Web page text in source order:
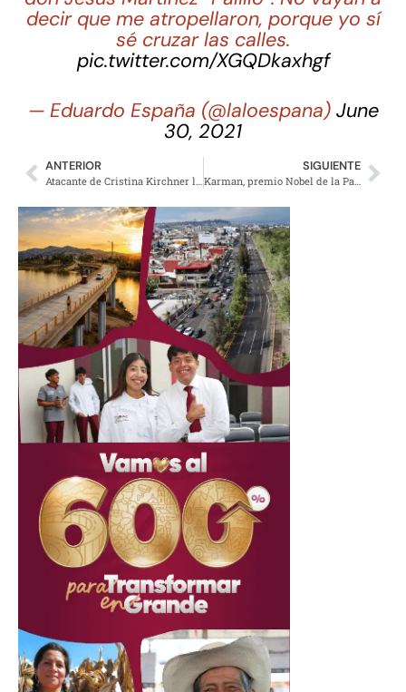
decir que me atropellaron, porque yo sí
sé cruzar las calles.
pic.twitter.com/XGQDkaxhgf
— Eduardo España (@laloespana) June
30, 2021
ANTERIOR
Atacante de Cristina Kirchner ligado a esoterismo neonazi y brujería
SIGUIENTE
Karman, premio Nobel de la Paz pide no olvidar Ayotzinapa